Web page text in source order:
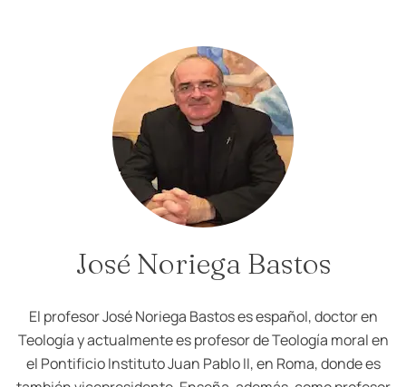
José Noriega Bastos
El profesor José Noriega Bastos es español, doctor en
Teología y actualmente es profesor de Teología moral en
el Pontificio Instituto Juan Pablo II, en Roma, donde es